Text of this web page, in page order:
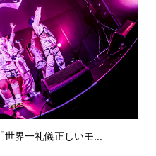
世界一礼儀正しいモ...